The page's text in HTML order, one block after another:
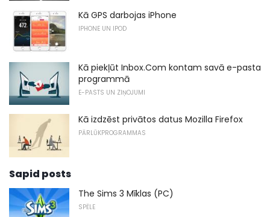
Kā GPS darbojas iPhone
IPHONE UN IPOD
Kā piekļūt Inbox.Com kontam savā e-pasta
programmā
E-PASTS UN ZIŅOJUMI
Kā izdzēst privātos datus Mozilla Firefox
PĀRLŪKPROGRAMMAS
Sapid posts
The Sims 3 Mīklas (PC)
SPĒLE